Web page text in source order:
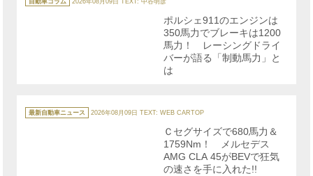
ゴ
ポルシェ911のエンジンは
350馬力でブレーキは1200
馬力！ レーシングドライ
バーが語る「制動馬力」と
は
カ
テ
ゴ
最新自動車ニュース 2026年08月09日 TEXT: WEB CARTOP
Ｃセグサイズで680馬力＆
1759Nm！ メルセデス
AMG CLA 45がBEVで狂気
の速さを手に入れた!!